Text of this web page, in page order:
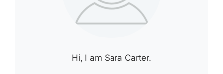
Hi, I am Sara Carter.